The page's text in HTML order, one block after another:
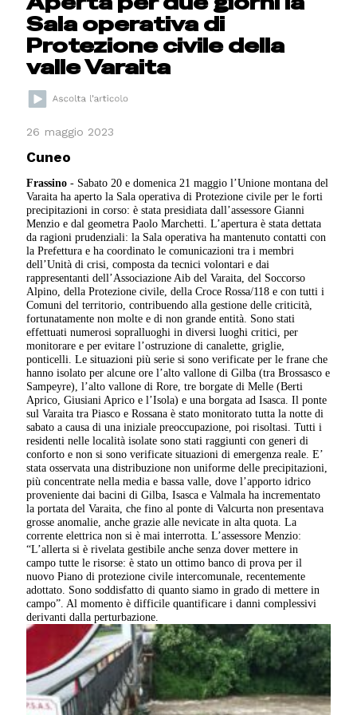
Sala operativa di
Protezione civile della
valle Varaita
26 maggio 2023
Cuneo
Frassino - Sabato 20 e domenica 21 maggio l’Unione montana del
Varaita ha aperto la Sala operativa di Protezione civile per le forti
precipitazioni in corso: è stata presidiata dall’assessore Gianni
Menzio e dal geometra Paolo Marchetti. L’apertura è stata dettata
da ragioni prudenziali: la Sala operativa ha mantenuto contatti con
la Prefettura e ha coordinato le comunicazioni tra i membri
dell’Unità di crisi, composta da tecnici volontari e dai
rappresentanti dell’Associazione Aib del Varaita, del Soccorso
Alpino, della Protezione civile, della Croce Rossa/118 e con tutti i
Comuni del territorio, contribuendo alla gestione delle criticità,
fortunatamente non molte e di non grande entità. Sono stati
effettuati numerosi sopralluoghi in diversi luoghi critici, per
monitorare e per evitare l’ostruzione di canalette, griglie,
ponticelli. Le situazioni più serie si sono verificate per le frane che
hanno isolato per alcune ore l’alto vallone di Gilba (tra Brossasco e
Sampeyre), l’alto vallone di Rore, tre borgate di Melle (Berti
Aprico, Giusiani Aprico e l’Isola) e una borgata ad Isasca. Il ponte
sul Varaita tra Piasco e Rossana è stato monitorato tutta la notte di
sabato a causa di una iniziale preoccupazione, poi risoltasi. Tutti i
residenti nelle località isolate sono stati raggiunti con generi di
conforto e non si sono verificate situazioni di emergenza reale. E’
stata osservata una distribuzione non uniforme delle precipitazioni,
più concentrate nella media e bassa valle, dove l’apporto idrico
proveniente dai bacini di Gilba, Isasca e Valmala ha incrementato
la portata del Varaita, che fino al ponte di Valcurta non presentava
grosse anomalie, anche grazie alle nevicate in alta quota. La
corrente elettrica non si è mai interrotta. L’assessore Menzio:
“L’allerta si è rivelata gestibile anche senza dover mettere in
campo tutte le risorse: è stato un ottimo banco di prova per il
nuovo Piano di protezione civile intercomunale, recentemente
adottato. Sono soddisfatto di quanto siamo in grado di mettere in
campo”. Al momento è difficile quantificare i danni complessivi
derivanti dalla perturbazione.